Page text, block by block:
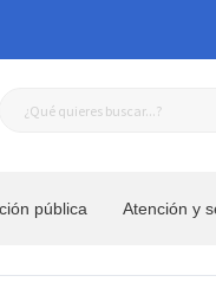
pública Atención y